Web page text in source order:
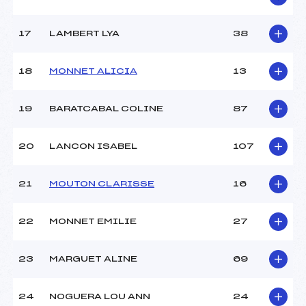
174.4900
U12+U14
17 LAMBERT LYA 38
18 MONNET ALICIA 13
19 BARATCABAL COLINE 87
20 LANCON ISABEL 107
21 MOUTON CLARISSE 16
22 MONNET EMILIE 27
23 MARGUET ALINE 69
24 NOGUERA LOU ANN 24